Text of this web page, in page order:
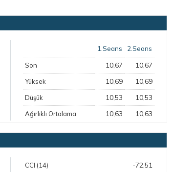
1.Seans 2.Seans
Son 10,67 10,67
Yüksek 10,69 10,69
Düşük 10,53 10,53
Ağırlıklı Ortalama 10,63 10,63
CCI (14) -72,51